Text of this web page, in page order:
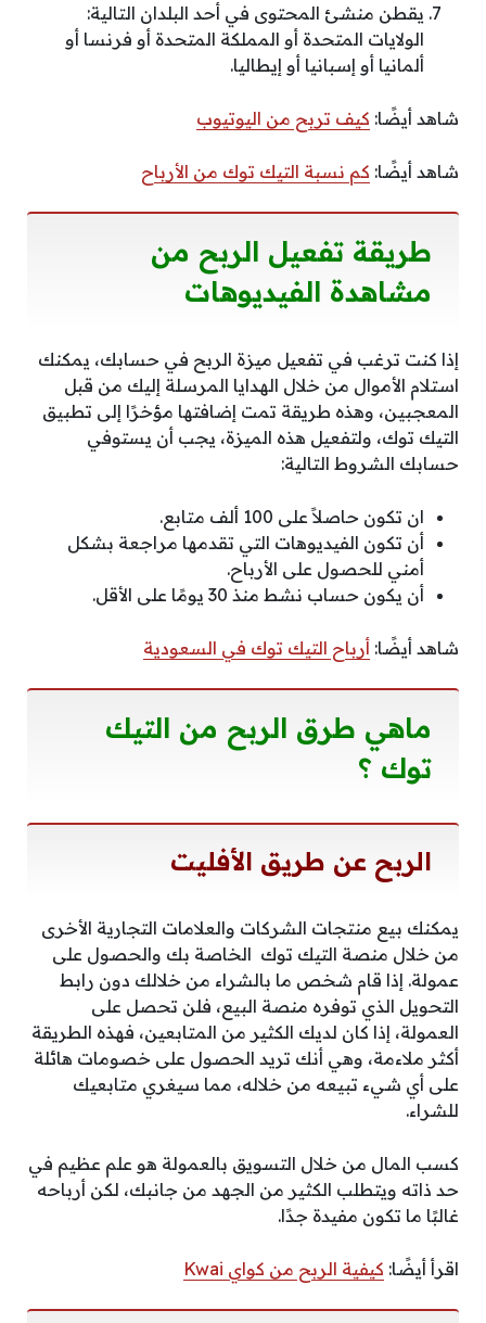
يقطن منشئ المحتوى في أحد البلدان التالية:
الولايات المتحدة أو المملكة المتحدة أو فرنسا أو
ألمانيا أو إسبانيا أو إيطاليا.
شاهد أيضًا: كيف تربح من اليوتيوب
شاهد أيضًا: كم نسبة التيك توك من الأرباح
طريقة تفعيل الربح من
مشاهدة الفيديوهات
إذا كنت ترغب في تفعيل ميزة الربح في حسابك، يمكنك
استلام الأموال من خلال الهدايا المرسلة إليك من قبل
المعجبين، وهذه طريقة تمت إضافتها مؤخرًا إلى تطبيق
التيك توك، ولتفعيل هذه الميزة، يجب أن يستوفي
حسابك الشروط التالية:
ان تكون حاصلاً على 100 ألف متابع.
أن تكون الفيديوهات التي تقدمها مراجعة بشكل
أمني للحصول على الأرباح.
أن يكون حساب نشط منذ 30 يومًا على الأقل.
شاهد أيضًا: أرباح التيك توك في السعودية
ماهي طرق الربح من التيك
توك ؟
الربح عن طريق الأفليت
يمكنك بيع منتجات الشركات والعلامات التجارية الأخرى
من خلال منصة التيك توك الخاصة بك والحصول على
عمولة. إذا قام شخص ما بالشراء من خلالك دون رابط
التحويل الذي توفره منصة البيع، فلن تحصل على
العمولة، إذا كان لديك الكثير من المتابعين، فهذه الطريقة
أكثر ملاءمة، وهي أنك تريد الحصول على خصومات هائلة
على أي شيء تبيعه من خلاله، مما سيغري متابعيك
للشراء.
كسب المال من خلال التسويق بالعمولة هو علم عظيم في
حد ذاته ويتطلب الكثير من الجهد من جانبك، لكن أرباحه
غالبًا ما تكون مفيدة جدًا.
اقرأ أيضًا: كيفية الربح من كواي Kwai